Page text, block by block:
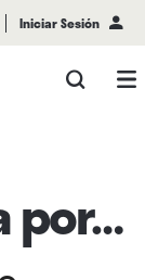
Iniciar Sesión
por…